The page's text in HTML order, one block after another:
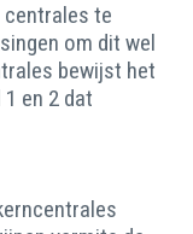
centrales te
om dit wel
bewijst het
en 2 dat